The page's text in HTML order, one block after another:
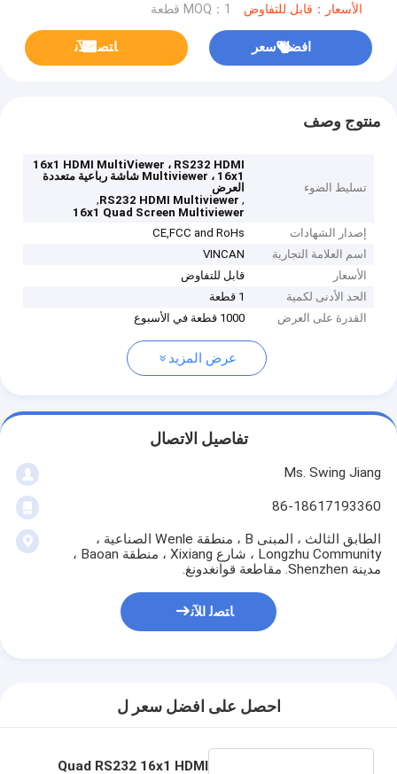
الأسعار：قابل للتفاوض MOQ：1 قطعة
افضل سعر ﺎﺘﺼﻟ ﺍﻶﻧ
منتوج وصف
تسليط الضوء
16x1 HDMI MultiViewer ، RS232 HDMI
Multiviewer ، 16x1 شاشة رباعية متعددة
العرض
,
RS232 HDMI Multiviewer
,
16x1 Quad Screen Multiviewer
إصدار الشهادات
CE,FCC and RoHs
اسم العلامة التجارية
VINCAN
الأسعار
قابل للتفاوض
الحد الأدنى لكمية
1 قطعة
القدرة على العرض
1000 قطعة في الأسبوع
عرض المزيد
تفاصيل الاتصال
Ms. Swing Jiang
86-18617193360
الطابق الثالث ، المبنى B ، منطقة Wenle الصناعية ،
Longzhu Community ، شارع Xixiang ، منطقة Baoan ،
مدينة Shenzhen. مقاطعة قوانغدونغ.
ﺎﺘﺼﻟ ﺍﻶﻧ
احصل على افضل سعر ل
Quad RS232 16x1 HDMI